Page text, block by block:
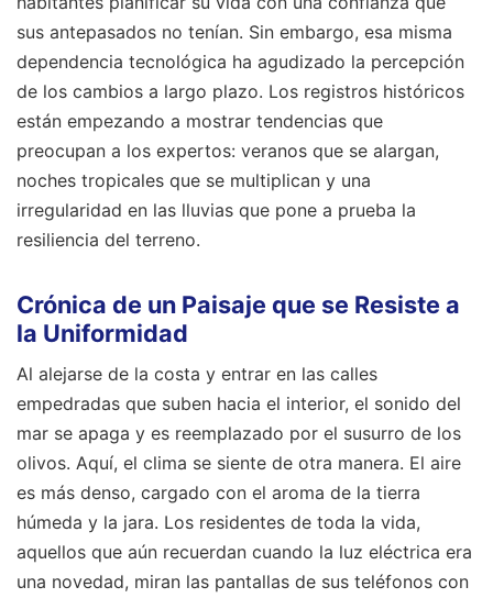
sus antepasados no tenían. Sin embargo, esa misma
dependencia tecnológica ha agudizado la percepción
de los cambios a largo plazo. Los registros históricos
están empezando a mostrar tendencias que
preocupan a los expertos: veranos que se alargan,
noches tropicales que se multiplican y una
irregularidad en las lluvias que pone a prueba la
resiliencia del terreno.
Crónica de un Paisaje que se Resiste a
la Uniformidad
Al alejarse de la costa y entrar en las calles
empedradas que suben hacia el interior, el sonido del
mar se apaga y es reemplazado por el susurro de los
olivos. Aquí, el clima se siente de otra manera. El aire
es más denso, cargado con el aroma de la tierra
húmeda y la jara. Los residentes de toda la vida,
aquellos que aún recuerdan cuando la luz eléctrica era
una novedad, miran las pantallas de sus teléfonos con